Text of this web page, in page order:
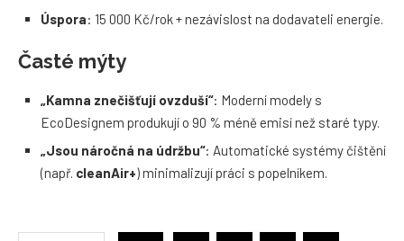
Úspora: 15 000 Kč/rok + nezávislost na dodavateli energie.
Časté mýty
„Kamna znečišťují ovzduší“: Moderní modely s
EcoDesignem produkují o 90 % méně emisí než staré typy.
„Jsou náročná na údržbu“: Automatické systémy čištění
(např. cleanAir+) minimalizují práci s popelníkem.